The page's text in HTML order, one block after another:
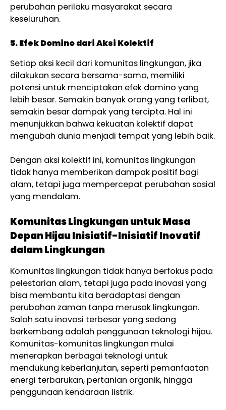
perubahan perilaku masyarakat secara
keseluruhan.
5. Efek Domino dari Aksi Kolektif
Setiap aksi kecil dari komunitas lingkungan, jika
dilakukan secara bersama-sama, memiliki
potensi untuk menciptakan efek domino yang
lebih besar. Semakin banyak orang yang terlibat,
semakin besar dampak yang tercipta. Hal ini
menunjukkan bahwa kekuatan kolektif dapat
mengubah dunia menjadi tempat yang lebih baik.
Dengan aksi kolektif ini, komunitas lingkungan
tidak hanya memberikan dampak positif bagi
alam, tetapi juga mempercepat perubahan sosial
yang mendalam.
Komunitas Lingkungan untuk Masa
Depan Hijau Inisiatif-Inisiatif Inovatif
dalam Lingkungan
Komunitas lingkungan tidak hanya berfokus pada
pelestarian alam, tetapi juga pada inovasi yang
bisa membantu kita beradaptasi dengan
perubahan zaman tanpa merusak lingkungan.
Salah satu inovasi terbesar yang sedang
berkembang adalah penggunaan teknologi hijau.
Komunitas-komunitas lingkungan mulai
menerapkan berbagai teknologi untuk
mendukung keberlanjutan, seperti pemanfaatan
energi terbarukan, pertanian organik, hingga
penggunaan kendaraan listrik.